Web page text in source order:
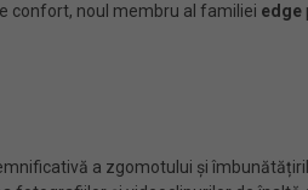
confort, noul membru al familiei edge
a zgomotului și